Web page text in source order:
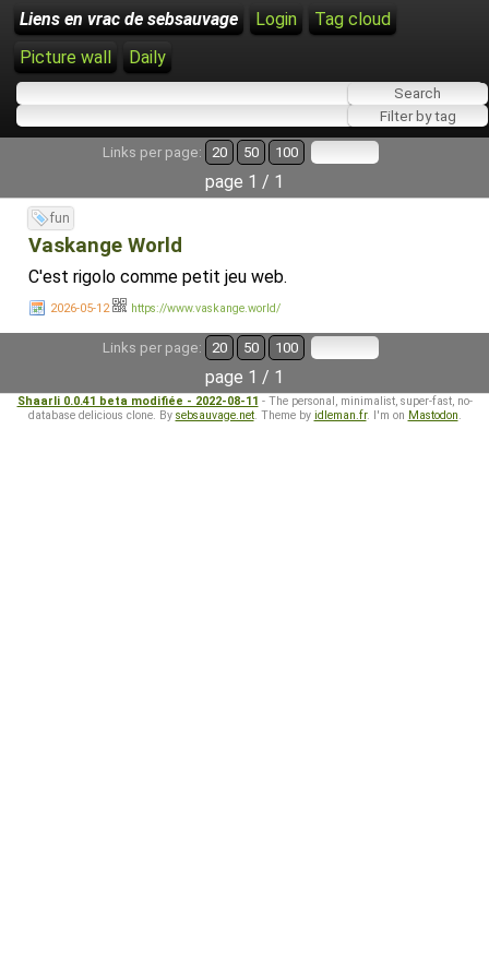
Liens en vrac de sebsauvage Login
Tag cloud
Picture wall
Daily
Links per page: 20 50 100
page 1 / 1
fun
Vaskange World
C'est rigolo comme petit jeu web.
2026-05-12 https://www.vaskange.world/
Links per page: 20 50 100
page 1 / 1
Shaarli 0.0.41 beta modifiée - 2022-08-11 - The personal, minimalist, super-fast, no-
database delicious clone. By sebsauvage.net. Theme by idleman.fr. I'm on Mastodon.